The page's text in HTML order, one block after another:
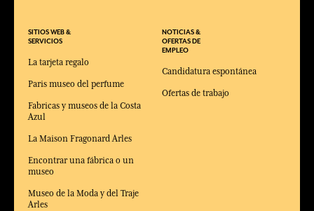
SITIOS WEB &
SERVICIOS
La tarjeta regalo
Paris museo del perfume
Fabricas y museos de la Costa
Azul
La Maison Fragonard Arles
Encontrar una fábrica o un
museo
Museo de la Moda y del Traje
Arles
NOTICIAS &
OFERTAS DE
EMPLEO
Candidatura espontánea
Ofertas de trabajo